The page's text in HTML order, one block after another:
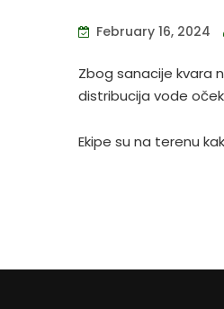
February 16, 2024
Zbog sanacije kvara
distribucija vode
Ekipe su na terenu